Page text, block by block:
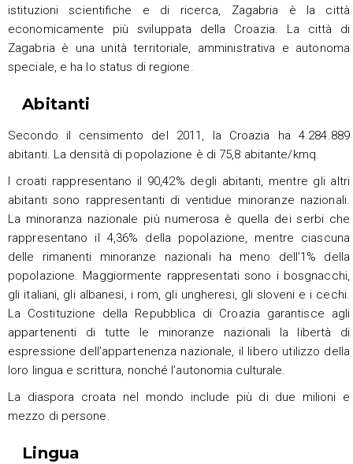
istituzioni scientifiche e di ricerca, Zagabria è la città
economicamente più sviluppata della Croazia. La città di
Zagabria è una unità territoriale, amministrativa e autonoma
speciale, e ha lo status di regione.
Abitanti
Secondo il censimento del 2011, la Croazia ha 4.284.889
abitanti. La densità di popolazione è di 75,8 abitante/kmq.
I croati rappresentano il 90,42% degli abitanti, mentre gli altri
abitanti sono rappresentanti di ventidue minoranze nazionali.
La minoranza nazionale più numerosa è quella dei serbi che
rappresentano il 4,36% della popolazione, mentre ciascuna
delle rimanenti minoranze nazionali ha meno dell’1% della
popolazione. Maggiormente rappresentati sono i bosgnacchi,
gli italiani, gli albanesi, i rom, gli ungheresi, gli sloveni e i cechi.
La Costituzione della Repubblica di Croazia garantisce agli
appartenenti di tutte le minoranze nazionali la libertà di
espressione dell’appartenenza nazionale, il libero utilizzo della
loro lingua e scrittura, nonché l’autonomia culturale.
La diaspora croata nel mondo include più di due milioni e
mezzo di persone.
Lingua